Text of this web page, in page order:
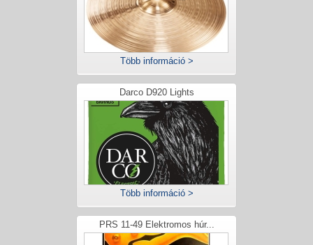
Több információ >
Darco D920 Lights
Több információ >
PRS 11-49 Elektromos húr...